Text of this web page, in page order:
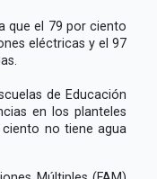
que el 79 por ciento
eléctricas y el 97
de Educación
en los planteles
no tiene agua